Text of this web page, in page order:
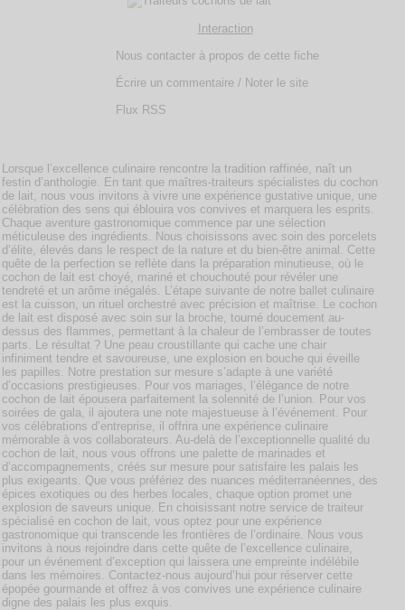
Interaction
Nous contacter à propos de cette fiche
Écrire un commentaire / Noter le site
Flux RSS
Lorsque l’excellence culinaire rencontre la tradition raffinée, naît un
festin d’anthologie. En tant que maîtres-traiteurs spécialistes du cochon
de lait, nous vous invitons à vivre une expérience gustative unique, une
célébration des sens qui éblouira vos convives et marquera les esprits.
Chaque aventure gastronomique commence par une sélection
méticuleuse des ingrédients. Nous choisissons avec soin des porcelets
d’élite, élevés dans le respect de la nature et du bien-être animal. Cette
quête de la perfection se reflète dans la préparation minutieuse, où le
cochon de lait est choyé, mariné et chouchouté pour révéler une
tendreté et un arôme inégalés. L’étape suivante de notre ballet culinaire
est la cuisson, un rituel orchestré avec précision et maîtrise. Le cochon
de lait est disposé avec soin sur la broche, tourné doucement au-
dessus des flammes, permettant à la chaleur de l’embrasser de toutes
parts. Le résultat ? Une peau croustillante qui cache une chair
infiniment tendre et savoureuse, une explosion en bouche qui éveille
les papilles. Notre prestation sur mesure s’adapte à une variété
d’occasions prestigieuses. Pour vos mariages, l’élégance de notre
cochon de lait épousera parfaitement la solennité de l’union. Pour vos
soirées de gala, il ajoutera une note majestueuse à l’événement. Pour
vos célébrations d’entreprise, il offrira une expérience culinaire
mémorable à vos collaborateurs. Au-delà de l’exceptionnelle qualité du
cochon de lait, nous vous offrons une palette de marinades et
d’accompagnements, créés sur mesure pour satisfaire les palais les
plus exigeants. Que vous préfériez des nuances méditerranéennes, des
épices exotiques ou des herbes locales, chaque option promet une
explosion de saveurs unique. En choisissant notre service de traiteur
spécialisé en cochon de lait, vous optez pour une expérience
gastronomique qui transcende les frontières de l’ordinaire. Nous vous
invitons à nous rejoindre dans cette quête de l’excellence culinaire,
pour un événement d’exception qui laissera une empreinte indélébile
dans les mémoires. Contactez-nous aujourd’hui pour réserver cette
épopée gourmande et offrez à vos convives une expérience culinaire
digne des palais les plus exquis.